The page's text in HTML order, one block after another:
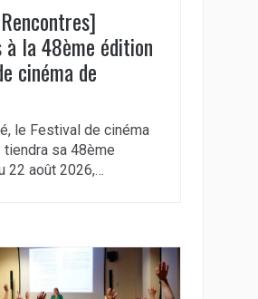
à la 48ème édition
cinéma de
le Festival de cinéma
tiendra sa 48ème
22 août 2026,…